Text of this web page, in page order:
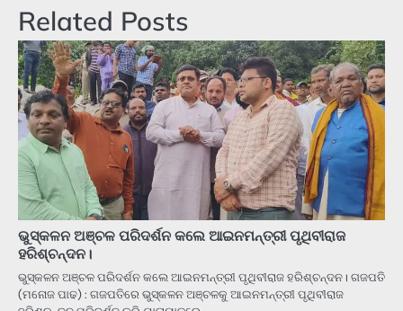
Related Posts
ଭୁସ୍କଳନ ଅଞ୍ଚଳ ପରିଦର୍ଶନ କଲେ ଆଇନମନ୍ତ୍ରୀ ପୃଥିବୀରାଜ
ହରିଶ୍ଚନ୍ଦନ।
ଭୁସ୍କଳନ ଅଞ୍ଚଳ ପରିଦର୍ଶନ କଲେ ଆଇନମନ୍ତ୍ରୀ ପୃଥିବୀରାଜ ହରିଶ୍ଚନ୍ଦନ। ଗଜପତି
(ମନୋଜ ପାଢ) : ଗଜପତିରେ ଭୁସ୍କଳନ ଅଞ୍ଚଳକୁ ଆଇନମନ୍ତ୍ରୀ ପୃଥିବୀରାଜ